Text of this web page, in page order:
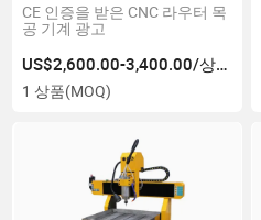
CE 인증을 받은 CNC 라우터 목
공 기계 광고
US$2,600.00-3,400.00/상품
1 상품(MOQ)